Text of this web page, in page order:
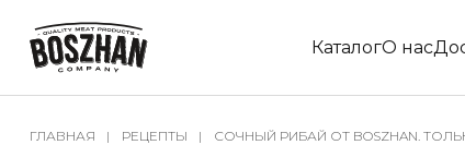
КаталогО нас
ГЛАВНАЯ РЕЦЕПТЫ СОЧНЫЙ РИБАЙ ОТ BOSZHAN.